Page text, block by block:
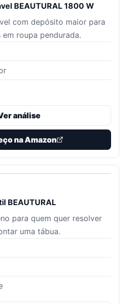
BEAUTURAL 1800 W
com depósito maior para
roupa pendurada.
análise
na Amazon
BEAUTURAL
para quem quer resolver
uma tábua.